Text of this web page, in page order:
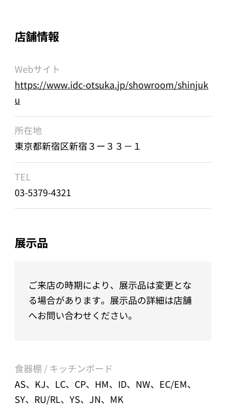
店舗情報
Webサイト
https://www.idc-otsuka.jp/showroom/shinjuk
u
所在地
東京都新宿区新宿３ー３３－１
TEL
03-5379-4321
展示品
ご来店の時期により、展示品は変更とな
る場合があります。展示品の詳細は店舗
へお問い合わせください。
食器棚 / キッチンボード
AS、KJ、LC、CP、HM、ID、NW、EC/EM、
SY、RU/RL、YS、JN、MK